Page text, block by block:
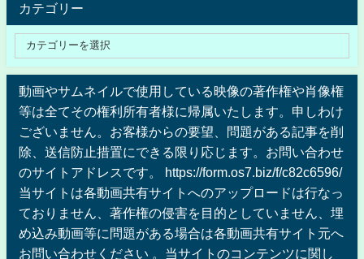
カテゴリー
動画やサムネイルで使用している映像の著作権や肖像権
等は全てその権利所有者様に帰属いたします。申しわけ
ございません。お客様からの要望、問題がある記事を削
除、送信防止措置にできる限り応じます。お問い合わせ
のサイトアドレスです。 https://form.os7.biz/f/c82c6596/
当サイトは各動画共有サイトへのアップロードは行なっ
ておりません、著作権の侵害を目的としていません、埋
め込み動画等に問題がある場合は各動画共有サイト元へ
お問い合わせください 。当サイトのコンテンツに関し